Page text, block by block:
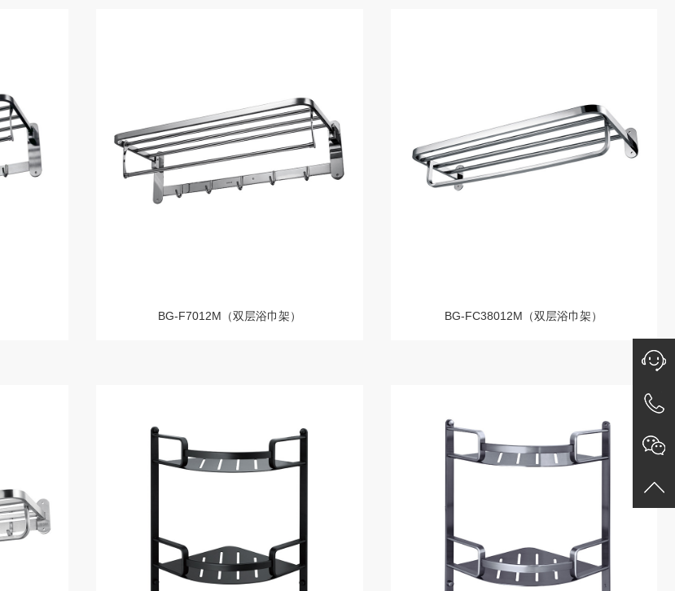
BG-F7012M（双层浴巾架） BG-FC38012M（双层浴巾架）